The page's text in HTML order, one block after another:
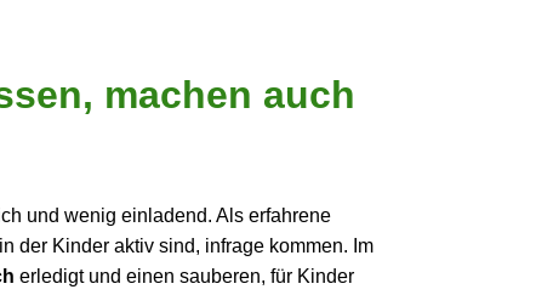
machen auch
und wenig einladend. Als erfahrene
der Kinder aktiv sind, infrage kommen. Im
erledigt und einen sauberen, für Kinder